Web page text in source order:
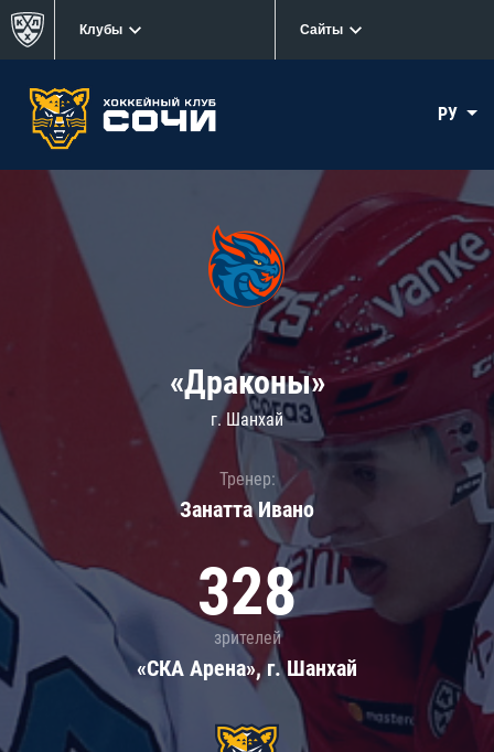
Клубы Сайты
РУ
«Драконы»
г. Шанхай
Тренер:
Занатта Иванo
328
зрителей
«СКА Арена», г. Шанхай